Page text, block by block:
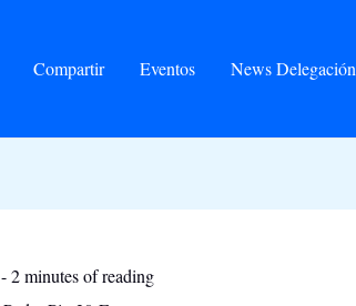
Compartir Eventos News Delegación
-2 minutes of reading